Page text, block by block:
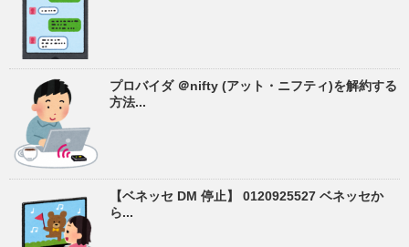
プロバイダ ＠nifty (アット・ニフティ)を解約する
方法...
【ベネッセ DM 停止】 0120925527 ベネッセか
ら...